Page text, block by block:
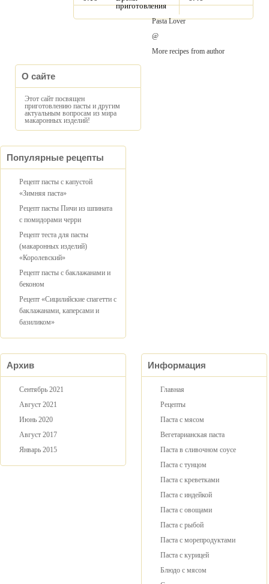
приготовления
Pasta Lover
@
More recipes from author
О сайте
Этот сайт посвящен
приготовлению пасты и другим
актуальным вопросам из мира
макаронных изделий!
Популярные рецепты
Рецепт пасты с капустой
«Зимняя паста»
Рецепт пасты Пичи из шпината
с помидорами черри
Рецепт теста для пасты
(макаронных изделий)
«Королевский»
Рецепт пасты с баклажанами и
беконом
Рецепт «Сицилийские спагетти с
баклажанами, каперсами и
базиликом»
Архив
Сентябрь 2021
Август 2021
Июнь 2020
Август 2017
Январь 2015
Информация
Главная
Рецепты
Паста с мясом
Вегетарианская паста
Паста в сливочном соусе
Паста с тунцом
Паста с креветками
Паста с индейкой
Паста с овощами
Паста с рыбой
Паста с морепродуктами
Паста с курицей
Блюдо с мясом